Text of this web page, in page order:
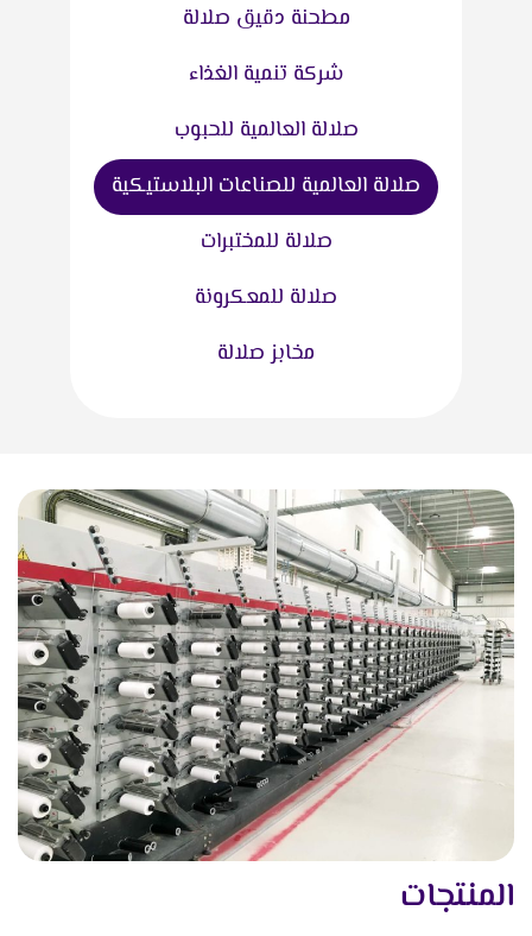
مطحنة دقيق صلالة
شركة تنمية الغذاء
صلالة العالمية للحبوب
صلالة العالمية للصناعات البلاستيكية
صلالة للمختبرات
صلالة للمعكرونة
مخابز صلالة
المنتجات